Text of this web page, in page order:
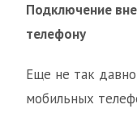
Подключение
телефону
Еще не так
мобильных